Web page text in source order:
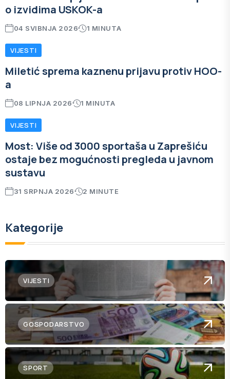
o izvidima USKOK-a
04 SVIBNJA 2026 1 MINUTA
VIJESTI
Miletić sprema kaznenu prijavu protiv HOO-
a
08 LIPNJA 2026 1 MINUTA
VIJESTI
Most: Više od 3000 sportaša u Zaprešiću
ostaje bez mogućnosti pregleda u javnom
sustavu
31 SRPNJA 2026 2 MINUTE
Kategorije
VIJESTI
GOSPODARSTVO
SPORT